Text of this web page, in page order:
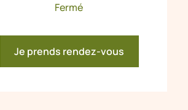
Fermé
Je prends rendez-vous